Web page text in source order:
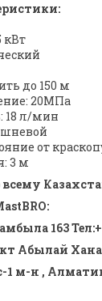
кВт
до 150 м
20МПа
18 л/мин
от
3 м
163 Тел:
Абылай
м-н ,